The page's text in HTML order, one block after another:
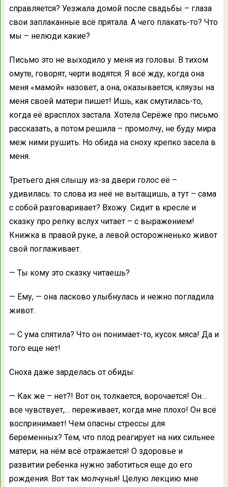
справляется? Уезжала домой после свадьбы – глаза
свои заплаканные всё прятала. А чего плакать-то? Что
мы – нелюди какие?
Письмо это не выходило у меня из головы. В тихом
омуте, говорят, черти водятся. Я всё жду, когда она
меня «мамой» назовет, а она, оказывается, кляузы на
меня своей матери пишет! Ишь, как смутилась-то,
когда её врасплох застала. Хотела Серёже про письмо
рассказать, а потом решила – промолчу, не буду мира
меж ними рушить. Но обида на сноху крепко засела в
меня.
Третьего дня слышу из-за двери голос её –
удивилась: то слова из неё не вытащишь, а тут – сама
с собой разговаривает? Вхожу. Сидит в кресле и
сказку про репку вслух читает – с выражением!
Книжка в правой руке, а левой осторожненько живот
свой поглаживает.
— Ты кому это сказку читаешь?
— Ему, — она ласково улыбнулась и нежно погладила
живот.
— С ума спятила? Что он понимает-то, кусок мяса! Да и
того еще нет!
Сноха даже зарделась от обиды:
— Как же – нет?! Вот он, толкается, ворочается! Он…
все чувствует,… переживает, когда мне плохо! Он всё
воспринимает! Чем опасны стрессы для
беременных? Тем, что плод реагирует на них сильнее
матери, на нём всё отражается! О здоровье и
развитии ребенка нужно заботиться еще до его
рождения. Вот так молчунья! Целую лекцию мне